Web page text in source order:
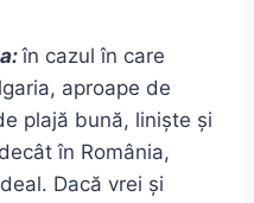
în cazul în care
aproape de
plajă bună, liniște și
în România,
Dacă vrei și